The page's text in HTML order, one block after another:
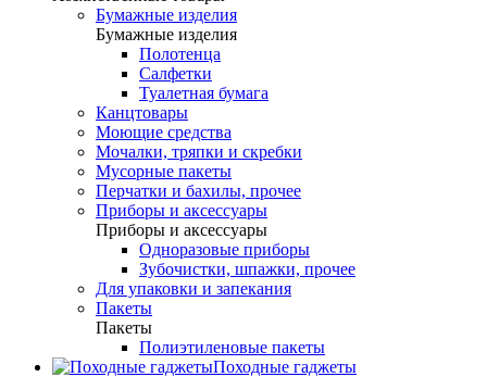
Бумажные изделия
Бумажные изделия
Полотенца
Салфетки
Туалетная бумага
Канцтовары
Моющие средства
Мочалки, тряпки и скребки
Мусорные пакеты
Перчатки и бахилы, прочее
Приборы и аксессуары
Приборы и аксессуары
Одноразовые приборы
Зубочистки, шпажки, прочее
Для упаковки и запекания
Пакеты
Пакеты
Полиэтиленовые пакеты
Походные гаджеты